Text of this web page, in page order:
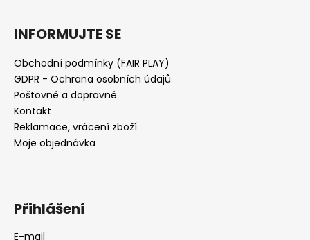
INFORMUJTE SE
Obchodní podmínky (FAIR PLAY)
GDPR - Ochrana osobních údajů
Poštovné a dopravné
Kontakt
Reklamace, vrácení zboží
Moje objednávka
Přihlášení
E-mail